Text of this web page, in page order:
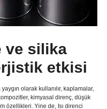
ve silika
etkisi
olarak kullanılır, kaplamalar,
kimyasal direnç, düşük
özellikleri. Yine de, Isı direnci